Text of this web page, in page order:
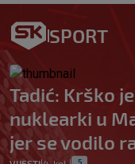
SPORT
Tadić: Krško
nuklearki u
jer se vodilo
5